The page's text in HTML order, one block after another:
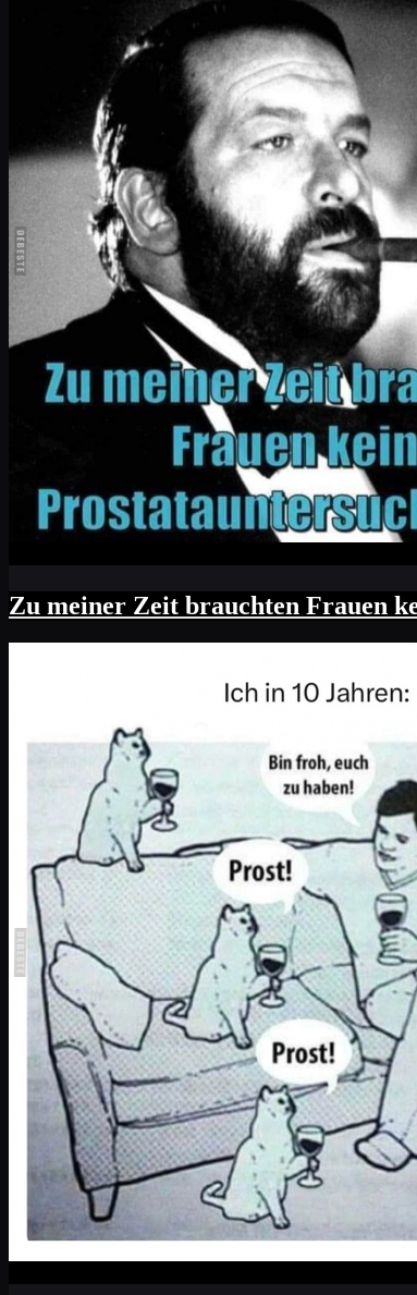
Zu meiner Zeit brauchten Frauen